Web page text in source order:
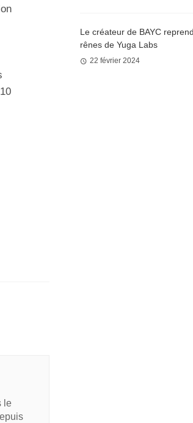
le
Le créateur de BAYC
rênes de Yuga Labs
22 février 2024